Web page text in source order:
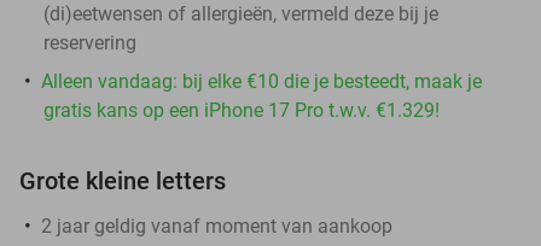
(di)eetwensen of allergieën, vermeld deze bij je
reservering
Alleen vandaag: bij elke €10 die je besteedt, maak je
gratis kans op een iPhone 17 Pro t.w.v. €1.329!
Grote kleine letters
2 jaar geldig vanaf moment van aankoop